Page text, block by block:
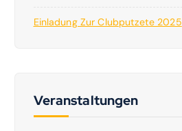
Einladung Zur Clubputzete 2025
Veranstaltungen